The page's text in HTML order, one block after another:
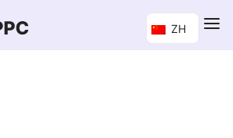
ZH